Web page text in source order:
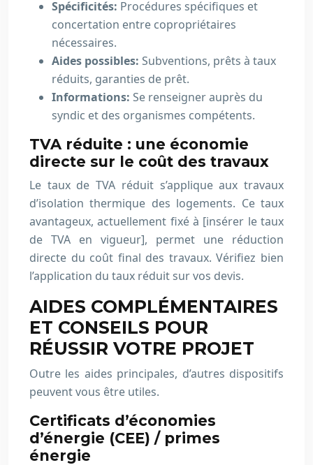
Spécificités: Procédures spécifiques et
concertation entre copropriétaires
nécessaires.
Aides possibles: Subventions, prêts à taux
réduits, garanties de prêt.
Informations: Se renseigner auprès du
syndic et des organismes compétents.
TVA réduite : une économie
directe sur le coût des travaux
Le taux de TVA réduit s’applique aux travaux
d’isolation thermique des logements. Ce taux
avantageux, actuellement fixé à [insérer le taux
de TVA en vigueur], permet une réduction
directe du coût final des travaux. Vérifiez bien
l’application du taux réduit sur vos devis.
AIDES COMPLÉMENTAIRES
ET CONSEILS POUR
RÉUSSIR VOTRE PROJET
Outre les aides principales, d’autres dispositifs
peuvent vous être utiles.
Certificats d’économies
d’énergie (CEE) / primes
énergie